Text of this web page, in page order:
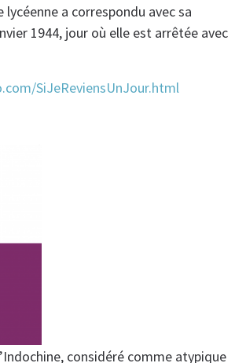
a correspondu avec sa
1944, jour où elle est arrêtée avec
SiJeReviensUnJour.html
considéré comme atypique